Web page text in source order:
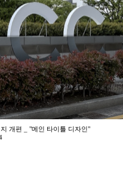
개편 _ "메인 타이틀 디자인"